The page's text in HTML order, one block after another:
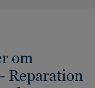
om
Reparation